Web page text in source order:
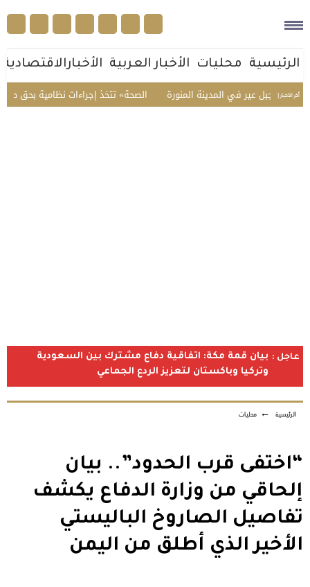
الرئيسية محليات الأخبار العربية الأخبارالاقتصادية
أخر الأخبار | «الصحة» تتخذ إجراءات نظامية بحق صيدلي جبل عير في المدينة المنورة
عاجل : بيان قمة مكة: اتفاقية دفاع مشترك بين السعودية
وتركيا وباكستان لتعزيز الردع الجماعي
الرئيسية ← محليات
“اختفى قرب الحدود”.. بيان
إلحاقي من وزارة الدفاع يكشف
تفاصيل الصاروخ الباليستي
الأخير الذي أطلق من اليمن